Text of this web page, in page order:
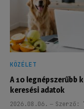
KÖZÉLET
A 10 legnépszerűbb
keresési adatok
2026.08.06. Szerző: